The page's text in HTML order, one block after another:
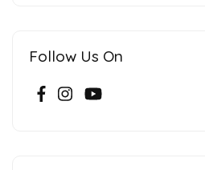
Follow Us On